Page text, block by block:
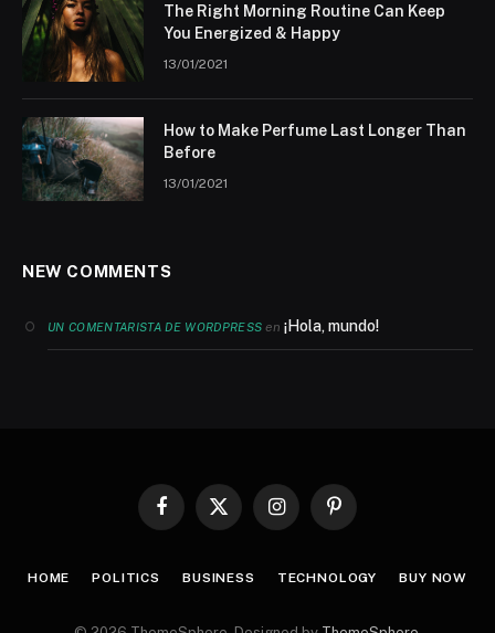
The Right Morning Routine Can Keep
You Energized & Happy
13/01/2021
How to Make Perfume Last Longer Than
Before
13/01/2021
NEW COMMENTS
UN COMENTARISTA DE WORDPRESS en¡Hola, mundo!
Facebook
X
InstagramPinterest
HOME POLITICS BUSINESS TECHNOLOGY BUY NOW